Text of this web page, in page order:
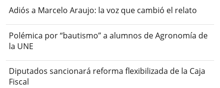
Adiós a Marcelo Araujo: la voz que cambió el relato
Polémica por “bautismo” a alumnos de Agronomía de
la UNE
Diputados sancionará reforma flexibilizada de la Caja
Fiscal